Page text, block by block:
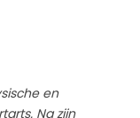
en
Na zijn